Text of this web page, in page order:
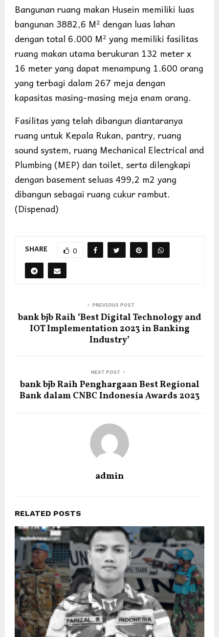
Bangunan ruang makan Husein memiliki luas
bangunan 3882,6 M² dengan luas lahan
dengan total 6.000 M² yang memiliki fasilitas
ruang makan utama berukuran 132 meter x
16 meter yang dapat menampung 1.600 orang
yang terbagi dalam 267 meja dengan
kapasitas masing-masing meja enam orang.
Fasilitas yang telah dibangun diantaranya
ruang untuk Kepala Rukan, pantry, ruang
sound system, ruang Mechanical Electrical and
Plumbing (MEP) dan toilet, serta dilengkapi
dengan basement seluas 499,2 m2 yang
dibangun sebagai ruang cukur rambut.
(Dispenad)
SHARE 0
PREVIOUS POST
bank bjb Raih ‘Best Digital Technology and
IOT Implementation 2023 in Banking
Industry’
NEXT POST
bank bjb Raih Penghargaan Best Regional
Bank dalam CNBC Indonesia Awards 2023
admin
RELATED POSTS